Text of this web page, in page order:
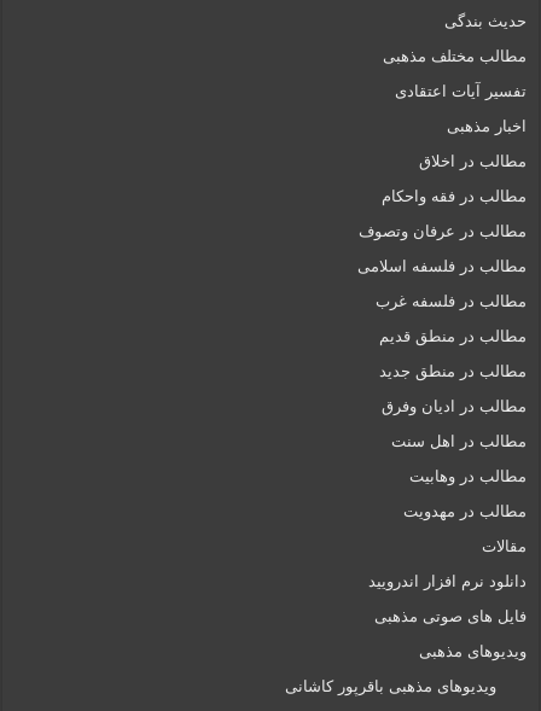
حدیث بندگی
مطالب مختلف مذهبی
تفسیر آیات اعتقادی
اخبار مذهبی
مطالب در اخلاق
مطالب در فقه واحکام
مطالب در عرفان وتصوف
مطالب در فلسفه اسلامی
مطالب در فلسفه غرب
مطالب در منطق قدیم
مطالب در منطق جدید
مطالب در ادیان وفرق
مطالب در اهل سنت
مطالب در وهابیت
مطالب در مهدویت
مقالات
دانلود نرم افزار اندرویید
فایل های صوتی مذهبی
ویدیوهای مذهبی
ویدیوهای مذهبی باقرپور کاشانی